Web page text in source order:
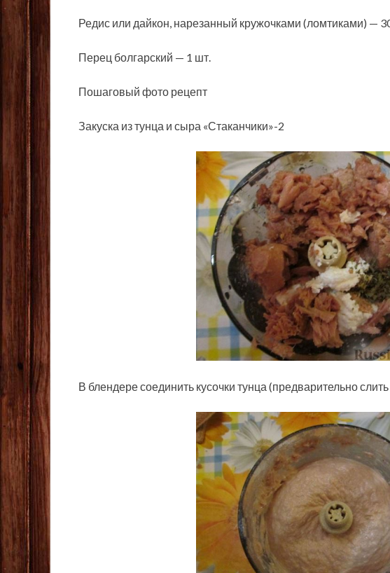
Редис или дайкон, нарезанный кружочками (ломтиками) —
Перец болгарский — 1 шт.
Пошаговый фото рецепт
Закуска из тунца и сыра «Стаканчики»-2
В блендере соединить кусочки тунца (предварительно